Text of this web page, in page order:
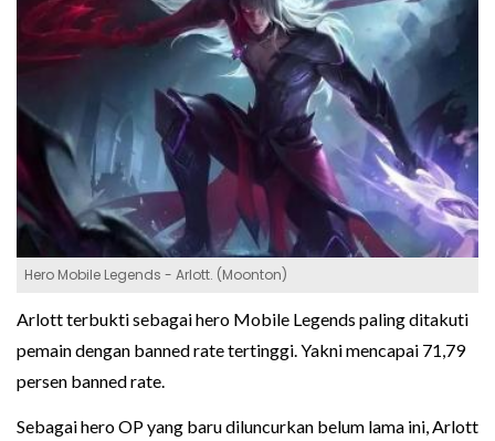
Hero Mobile Legends - Arlott. (Moonton)
Arlott terbukti sebagai hero Mobile Legends paling ditakuti
pemain dengan banned rate tertinggi. Yakni mencapai 71,79
persen banned rate.
Sebagai hero OP yang baru diluncurkan belum lama ini, Arlott